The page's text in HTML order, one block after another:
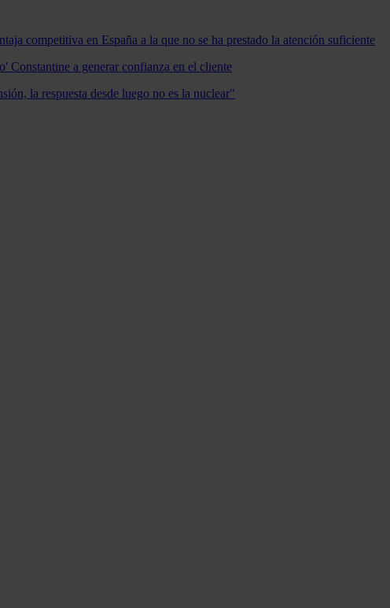
competitiva en España a la que no se ha prestado la atención suficiente
Constantine a generar confianza en el cliente
la respuesta desde luego no es la nuclear"